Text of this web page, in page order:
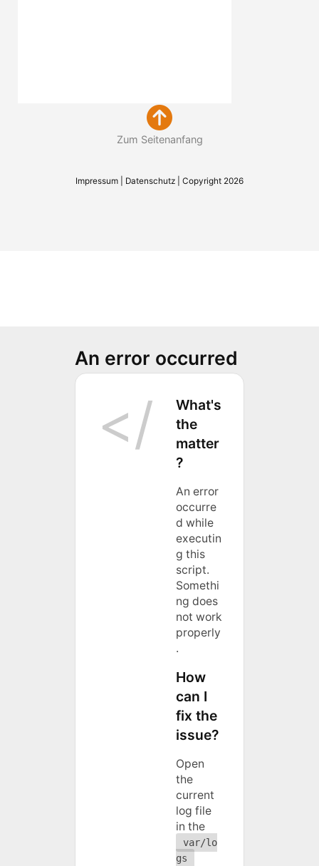
Zum Seitenanfang
Impressum Datenschutz | Copyright 2026
An error occurred
What's
the
matter
?
An error
occurre
d while
executin
g this
script.
Somethi
ng does
not work
properly
.
How
can I
fix the
issue?
Open
the
current
log file
in the
var/lo
gs